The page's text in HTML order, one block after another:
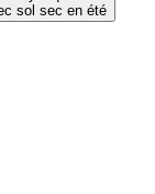
sol sec en été